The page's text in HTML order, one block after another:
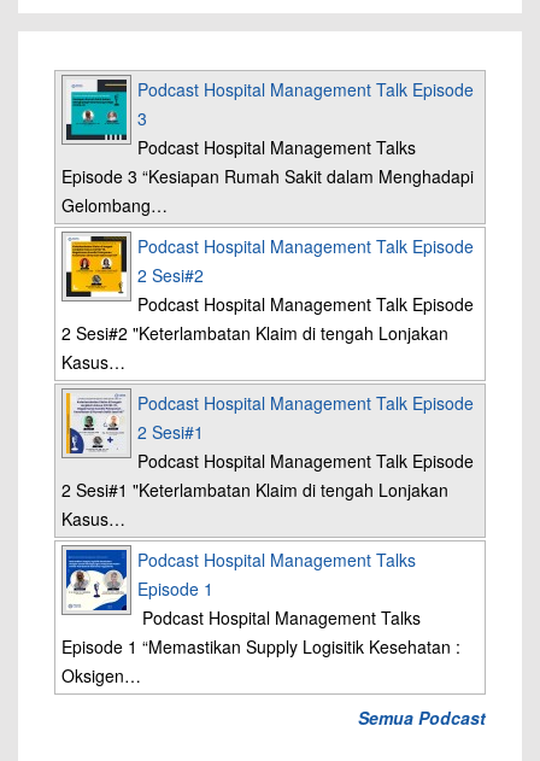
Podcast Hospital Management Talk Episode
3
Podcast Hospital Management Talks
Episode 3 “Kesiapan Rumah Sakit dalam Menghadapi
Gelombang…
Podcast Hospital Management Talk Episode
2 Sesi#2
Podcast Hospital Management Talk Episode
2 Sesi#2 "Keterlambatan Klaim di tengah Lonjakan
Kasus…
Podcast Hospital Management Talk Episode
2 Sesi#1
Podcast Hospital Management Talk Episode
2 Sesi#1 "Keterlambatan Klaim di tengah Lonjakan
Kasus…
Podcast Hospital Management Talks
Episode 1
Podcast Hospital Management Talks
Episode 1 “Memastikan Supply Logisitik Kesehatan :
Oksigen…
Semua Podcast